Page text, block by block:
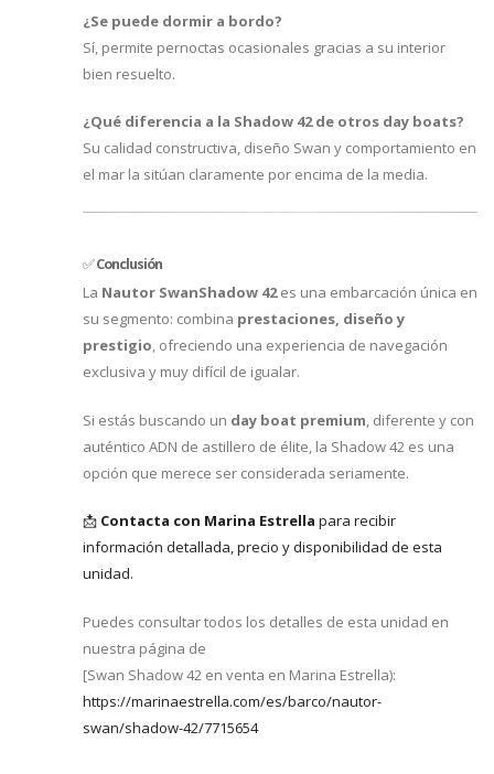
¿Se puede dormir a bordo?
Sí, permite pernoctas ocasionales gracias a su interior
bien resuelto.
¿Qué diferencia a la Shadow 42 de otros day boats?
Su calidad constructiva, diseño Swan y comportamiento en
el mar la sitúan claramente por encima de la media.
✅Conclusión
La Nautor SwanShadow 42es una embarcación única en
su segmento: combina prestaciones, diseño y
prestigio, ofreciendo una experiencia de navegación
exclusiva y muy difícil de igualar.
Si estás buscando un day boat premium, diferente y con
auténtico ADN de astillero de élite, la Shadow 42 es una
opción que merece ser considerada seriamente.
📩 Contacta con Marina Estrella para recibir
información detallada, precio y disponibilidad de esta
unidad.
Puedes consultar todos los detalles de esta unidad en
nuestra página de
[Swan Shadow 42 en venta en Marina Estrella):
https://marinaestrella.com/es/barco/nautor-
swan/shadow-42/7715654